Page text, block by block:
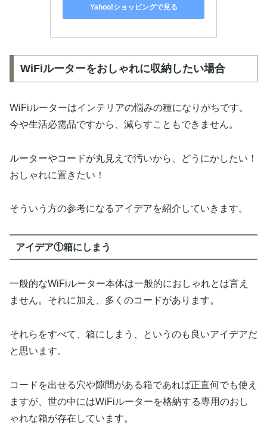
Yahoo!ショッピングで見る
WiFiルーターをおしゃれに収納したい場合
WiFiルーターはインテリアの悩みの種になりがちです。
今や生活必需品ですから、減らすこともできません。
ルーターやコードが丸見えで汚いから、どうにかしたい！
おしゃれに置きたい！
そういう方の参考になるアイデアを紹介していきます。
アイデア①箱にしまう
一般的なWiFiルーター本体は一般的におしゃれとは言え
ません。それに加え、多くのコードがあります。
それらをすべて、箱にしまう、というのも良いアイデアだ
と思います。
コードを出せる穴や隙間がある箱であれば正直何でも使え
ますが、世の中にはWiFiルーターを格納する専用のおし
ゃれな箱が存在しています。